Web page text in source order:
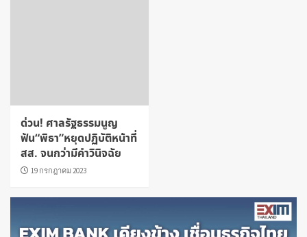
ด่วน! ศาลรัฐธรรมนูญ
ฟัน“พิธา”หยุดปฏิบัติหน้าที่
สส. จนกว่ามีคำวินิจฉัย
19 กรกฎาคม 2023